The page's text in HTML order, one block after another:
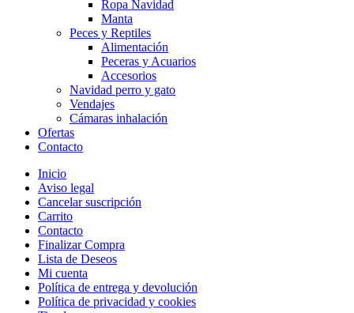
Ropa Navidad
Manta
Peces y Reptiles
Alimentación
Peceras y Acuarios
Accesorios
Navidad perro y gato
Vendajes
Cámaras inhalación
Ofertas
Contacto
Inicio
Aviso legal
Cancelar suscripción
Carrito
Contacto
Finalizar Compra
Lista de Deseos
Mi cuenta
Política de entrega y devolución
Política de privacidad y cookies